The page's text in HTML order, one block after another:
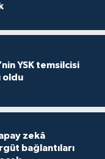
YSK temsilcisi
oldu
zekâ
bağlantıları